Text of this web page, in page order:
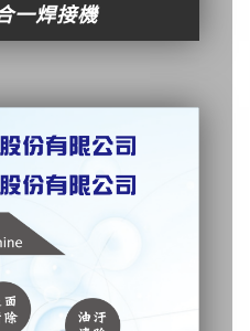
一焊接機